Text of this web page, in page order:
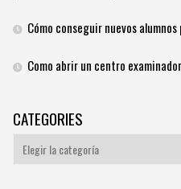
Cómo conseguir nuevos
Como abrir un centro
CATEGORIES
Categories